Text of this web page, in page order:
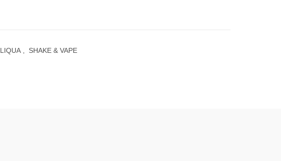
LIQUA SHAKE & VAPE